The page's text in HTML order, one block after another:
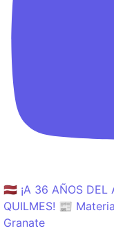
🇱🇻 ¡A 36 AÑOS DEL
QUILMES! 📰
Granate